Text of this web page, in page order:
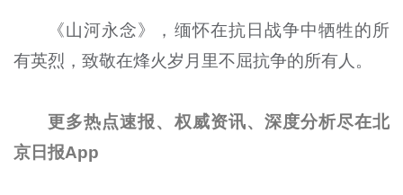
《山河永念》，缅怀在抗日战争中牺牲的所
有英烈，致敬在烽火岁月里不屈抗争的所有人。
更多热点速报、权威资讯、深度分析尽在北
京日报App